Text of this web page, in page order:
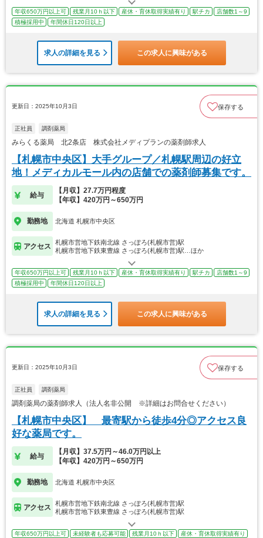
年収650万円以上可 残業月10ｈ以下 産休・育休取得実績有り 駅チカ
店舗数1～9
積極採用中
年間休日120日以上
求人の詳細を見る この求人に興味がある
更新日：2025年10月3日 保存する
正社員 調剤薬局
みらくる薬局 北2条店 株式会社メディプランの薬剤師求人
【札幌市中央区】大手グループ／札幌駅周辺の好立
地！メディカルモール内の店舗での薬剤師募集です。
給与
【月収】27.7万円程度
【年収】420万円～650万円
勤務地 北海道 札幌市中央区
アクセス
札幌市営地下鉄南北線 さっぽろ(札幌市営)駅
札幌市営地下鉄東豊線 さっぽろ(札幌市営)駅…ほか
年収650万円以上可 残業月10ｈ以下 産休・育休取得実績有り 駅チカ
店舗数1～9
積極採用中
年間休日120日以上
求人の詳細を見る この求人に興味がある
更新日：2025年10月3日 保存する
正社員 調剤薬局
調剤薬局の薬剤師求人（法人名非公開 ※詳細はお問合せください）
【札幌市中央区】 最寄駅から徒歩4分◎アクセス良
好な薬局です。
給与
【月収】37.5万円～46.0万円以上
【年収】420万円～650万円
勤務地 北海道 札幌市中央区
アクセス
札幌市営地下鉄南北線 さっぽろ(札幌市営)駅
札幌市営地下鉄東豊線 さっぽろ(札幌市営)駅
年収650万円以上可 未経験者も応募可能 残業月10ｈ以下
産休・育休取得実績有り